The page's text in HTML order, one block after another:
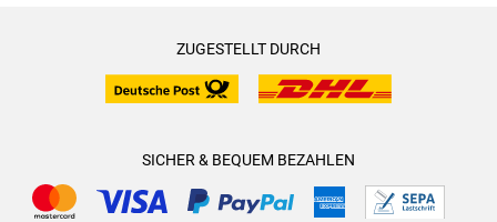
ZUGESTELLT DURCH
SICHER & BEQUEM BEZAHLEN